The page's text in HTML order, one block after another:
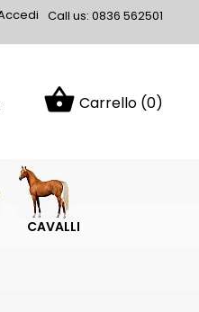
Call us: 0836 562501
shopping_basket Carrello (0)
CAVALLI